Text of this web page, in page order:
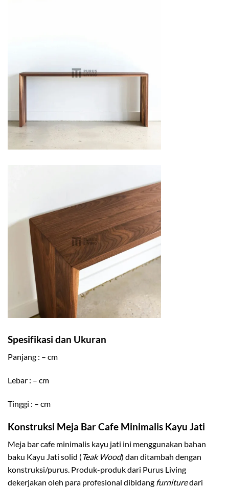
Spesifikasi dan Ukuran
Panjang : – cm
Lebar : – cm
Tinggi : – cm
Konstruksi Meja Bar Cafe Minimalis Kayu Jati
Meja bar cafe minimalis kayu jati ini menggunakan bahan
baku Kayu Jati solid (Teak Wood) dan ditambah dengan
konstruksi/purus. Produk-produk dari Purus Living
dekerjakan oleh para profesional dibidang furnituredari